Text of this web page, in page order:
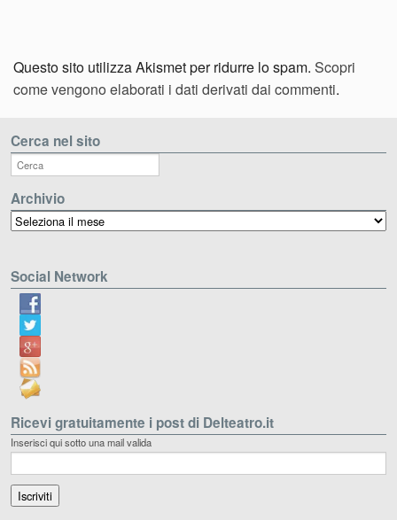
Questo sito utilizza Akismet per ridurre lo spam. Scopri
come vengono elaborati i dati derivati dai commenti.
Cerca nel sito
Archivio
Archivio
Social Network
Ricevi gratuitamente i post di Delteatro.it
Inserisci qui sotto una mail valida